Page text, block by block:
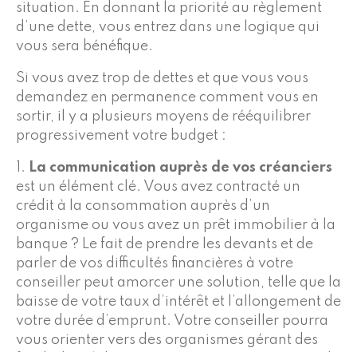
situation. En donnant la priorité au règlement
d’une dette, vous entrez dans une logique qui
vous sera bénéfique.
Si vous avez trop de dettes et que vous vous
demandez en permanence comment vous en
sortir, il y a plusieurs moyens de rééquilibrer
progressivement votre budget :
1. La communication auprès de vos créanciers
est un élément clé. Vous avez contracté un
crédit à la consommation auprès d’un
organisme ou vous avez un prêt immobilier à la
banque ? Le fait de prendre les devants et de
parler de vos difficultés financières à votre
conseiller peut amorcer une solution, telle que la
baisse de votre taux d’intérêt et l’allongement de
votre durée d’emprunt. Votre conseiller pourra
vous orienter vers des organismes gérant des